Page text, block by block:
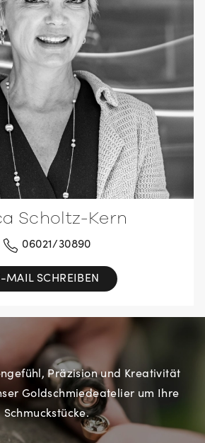
Scholtz-Kern
06021/30890
MAIL SCHREIBEN
Präzision und Kreativität
Goldschmiedeatelier um Ihre
Schmuckstücke.